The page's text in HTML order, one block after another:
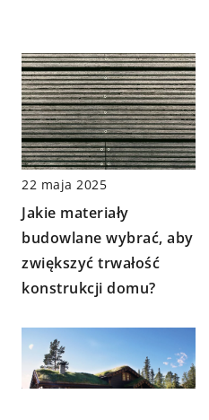
22 maja 2025
Jakie materiały
budowlane wybrać, aby
zwiększyć trwałość
konstrukcji domu?